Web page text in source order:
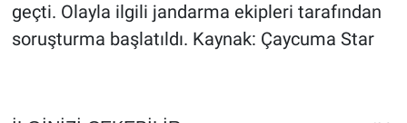
geçti. Olayla ilgili jandarma ekipleri tarafından
soruşturma başlatıldı. Kaynak: Çaycuma Star